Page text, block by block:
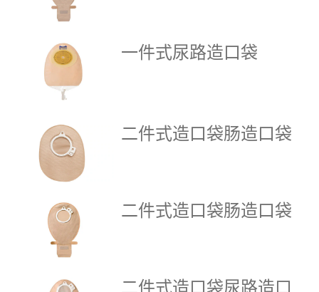
一件式尿路造口袋
二件式造口袋肠造口袋
二件式造口袋肠造口袋
二件式造口袋尿路造口